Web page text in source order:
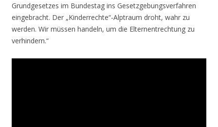
Grundgesetzes im Bundestag ins Gesetzgebungsverfahren
eingebracht. Der „Kinderrechte“-Alptraum droht, wahr zu
werden. Wir müssen handeln, um die Elternentrechtung zu
verhindern.“